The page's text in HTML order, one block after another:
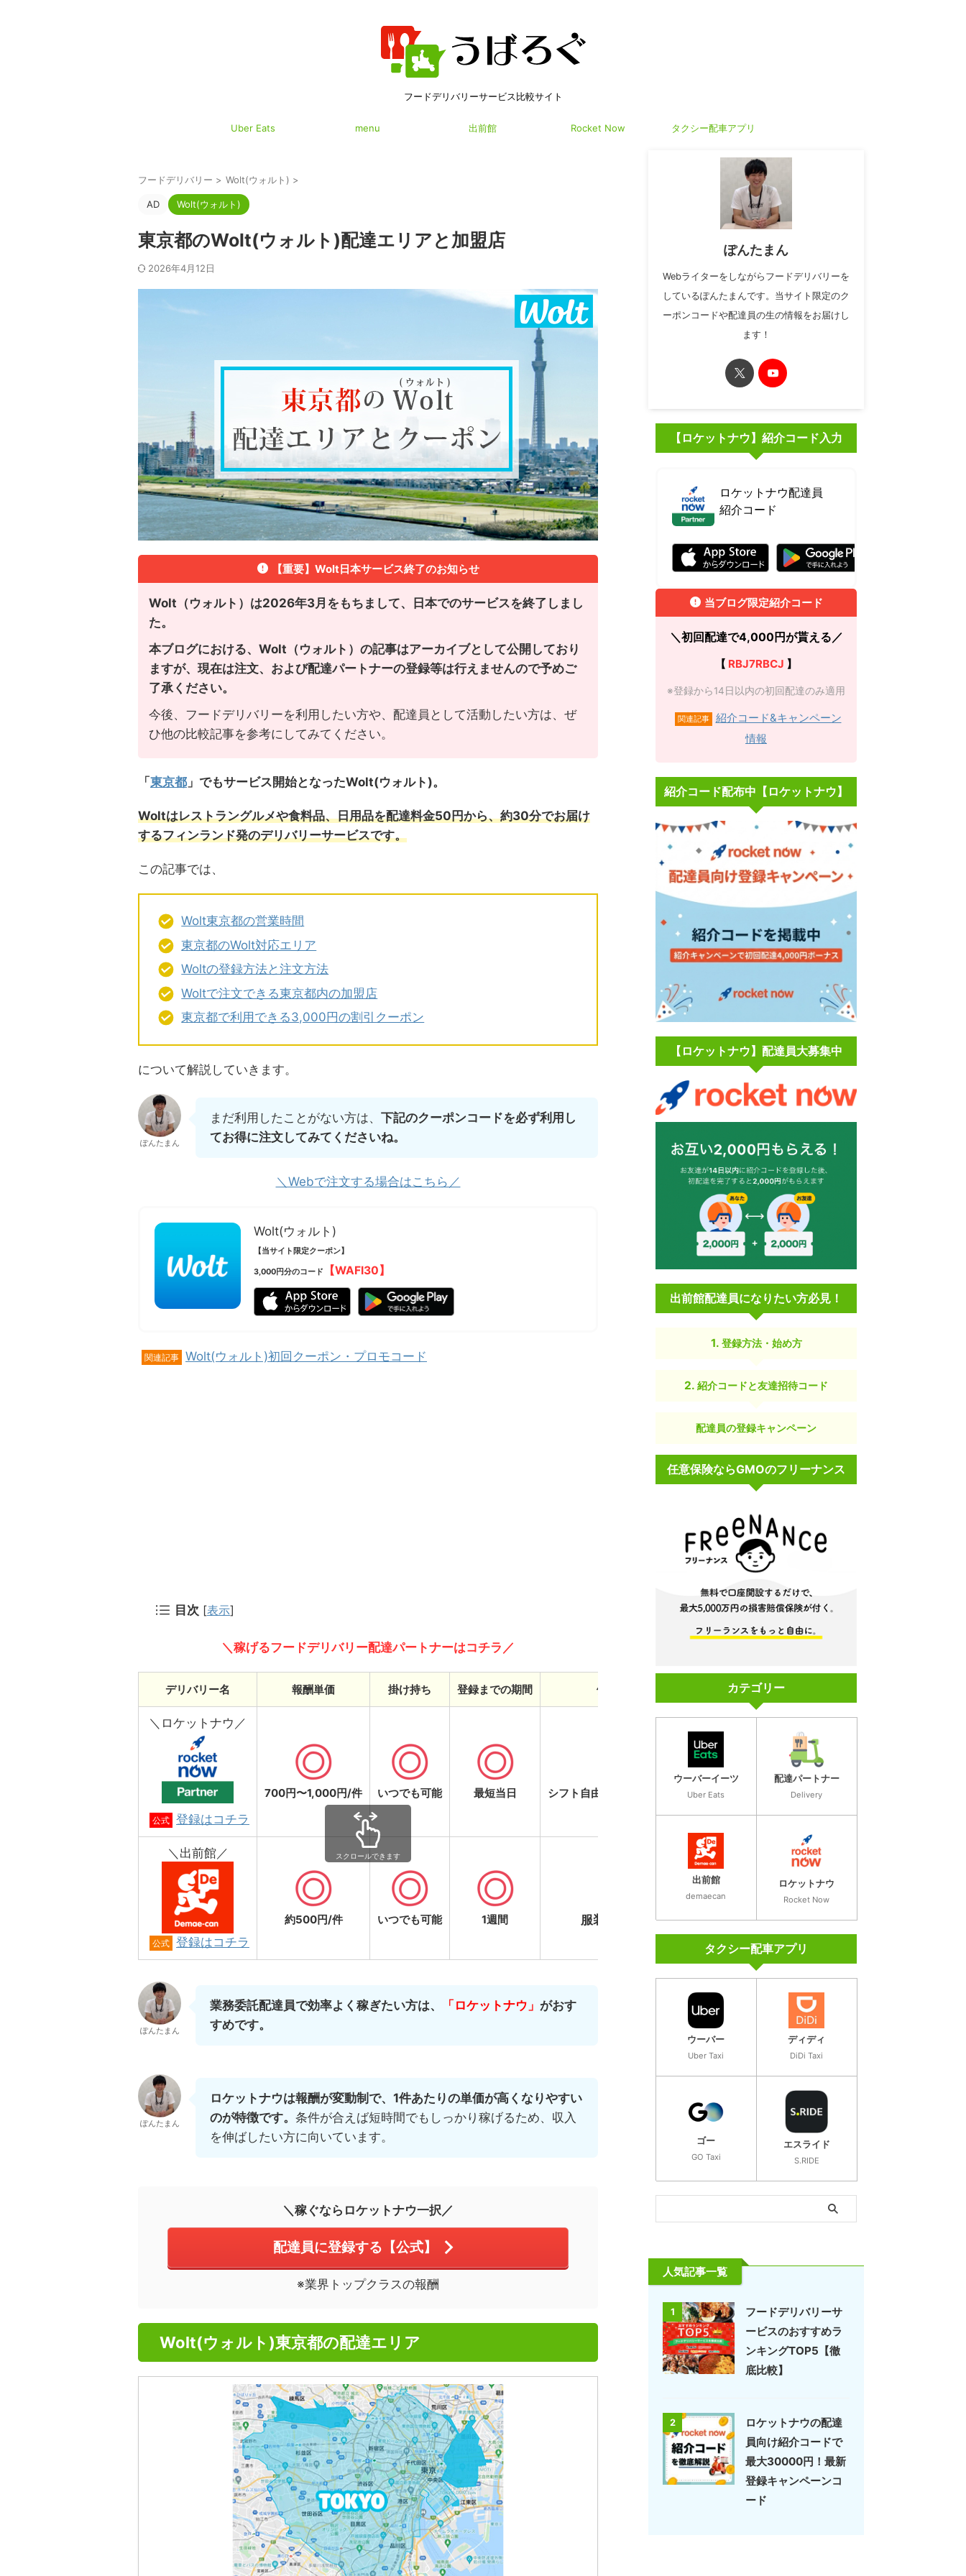
フードデリバリーサービス比較サイト
Uber Eats menu 出前館 Rocket Now タクシー配車アプリ
フードデリバリー > Wolt(ウォルト) >
AD Wolt(ウォルト)
東京都のWolt(ウォルト)配達エリアと加盟店
2026年4月12日
【重要】Wolt日本サービス終了のお知らせ
Wolt（ウォルト）は2026年3月をもちまして、日本でのサービスを終了しまし
た。
本ブログにおける、Wolt（ウォルト）の記事はアーカイブとして公開しており
ますが、現在は注文、および配達パートナーの登録等は行えませんので予めご
了承ください。
今後、フードデリバリーを利用したい方や、配達員として活動したい方は、ぜ
ひ他の比較記事を参考にしてみてください。
「 東京都 」でもサービス開始となったWolt(ウォルト)。
Woltはレストラングルメや食料品、日用品を配達料金50円から、約30分でお届け
するフィンランド発のデリバリーサービスです。
この記事では、
Wolt東京都の営業時間
東京都のWolt対応エリア
Woltの登録方法と注文方法
Woltで注文できる東京都内の加盟店
東京都で利用できる3,000円の割引クーポン
について解説していきます。
ぽんたまん
まだ利用したことがない方は、 下記のクーポンコードを必ず利用し
てお得に注文してみてくださいね。
＼Webで注文する場合はこちら／
Wolt(ウォルト)
【当サイト限定クーポン】
3,000円分のコード 【WAFI30】
関連記事 Wolt(ウォルト)初回クーポン・プロモコード
目次 [表示]
＼稼げるフードデリバリー配達パートナーはコチラ／
デリバリー名 報酬単価 掛け持ち 登録までの期間 働きやすさ
＼ロケットナウ／
公式 登録はコチラ
700円〜1,000円/件 いつでも可能 最短当日 シフト自由・現金なし・週払い
初回2,000円＋紹介コード等で上乗せ（最大2万〜
＼出前館／
公式 登録はコチラ
約500円/件 いつでも可能 1週間 服装の規定あり
新人配達員報酬＋200円
「登録キャンペーン
ぽんたまん
業務委託配達員で効率よく稼ぎたい方は、 「ロケットナウ」 がおす
すめです。
ぽんたまん
ロケットナウは報酬が変動制で、1件あたりの単価が高くなりやすい
のが特徴です。 条件が合えば短時間でもしっかり稼げるため、収入
を伸ばしたい方に向いています。
＼稼ぐならロケットナウ一択／
配達員に登録する【公式】
※業界トップクラスの報酬
Wolt(ウォルト)東京都の配達エリア
ぽんたまん
Webライターをしながらフードデリバリーを
しているぽんたまんです。当サイト限定のク
ーポンコードや配達員の生の情報をお届けし
ます！
【ロケットナウ】紹介コード入力
ロケットナウ配達員
紹介コード
当ブログ限定紹介コード
＼初回配達で4,000円が貰える／
【 RBJ7RBCJ 】
※登録から14日以内の初回配達のみ適用
関連記事
紹介コード&キャンペーン
情報
紹介コード配布中【ロケットナウ】
【ロケットナウ】配達員大募集中
出前館配達員になりたい方必見！
登録方法・始め方
紹介コードと友達招待コード
配達員の登録キャンペーン
任意保険ならGMOのフリーナンス
カテゴリー
ウーバーイーツ
Uber Eats
配達パートナー
Delivery
出前館
demaecan
ロケットナウ
Rocket Now
タクシー配車アプリ
ウーバー
Uber Taxi
ディディ
DiDi Taxi
ゴー
GO Taxi
エスライド
S.RIDE
人気記事一覧
1
フードデリバリーサ
ービスのおすすめラ
ンキングTOP5【徹
底比較】
2
ロケットナウの配達
員向け紹介コードで
最大30000円！最新
登録キャンペーンコ
ード